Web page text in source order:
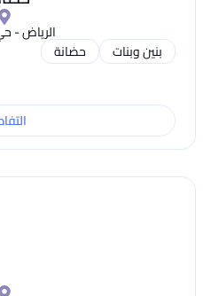
الرياض -
بنين وبنات
حضانة